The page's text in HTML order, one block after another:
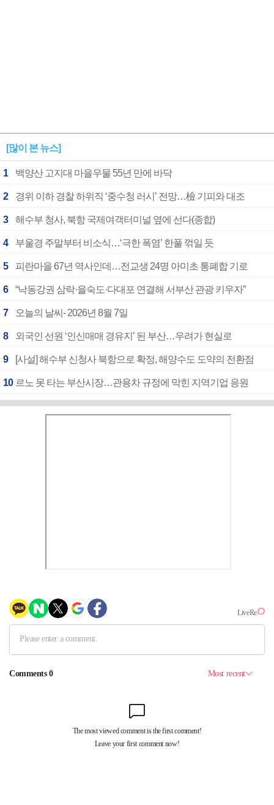
[많이 본 뉴스]
1 백양산 고지대 마을우물 55년 만에 바닥
2 경위 이하 경찰 하위직 ‘중수청 러시’ 전망…檢 기피와 대조
3 해수부 청사, 북항 국제여객터미널 옆에 선다(종합)
4 부울경 주말부터 비소식…‘극한 폭염’ 한풀 꺾일 듯
5 피란마을 67년 역사인데…전교생 24명 아미초 통폐합 기로
6 “낙동강권 삼락·을숙도·다대포 연결해 서부산 관광 키우자”
7 오늘의 날씨- 2026년 8월 7일
8 외국인 선원 ‘인신매매 경유지’ 된 부산…우려가 현실로
9 [사설] 해수부 신청사 북항으로 확정, 해양수도 도약의 전환점
10 르노 못 타는 부산시장…관용차 규정에 막힌 지역기업 응원